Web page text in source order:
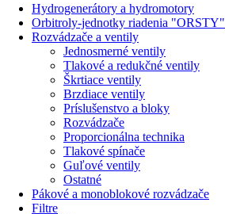
Hydrogenerátory a hydromotory
Orbitroly-jednotky riadenia "ORSTY"
Rozvádzače a ventily
Jednosmerné ventily
Tlakové a redukčné ventily
Škrtiace ventily
Brzdiace ventily
Príslušenstvo a bloky
Rozvádzače
Proporcionálna technika
Tlakové spínače
Guľové ventily
Ostatné
Pákové a monoblokové rozvádzače
Filtre